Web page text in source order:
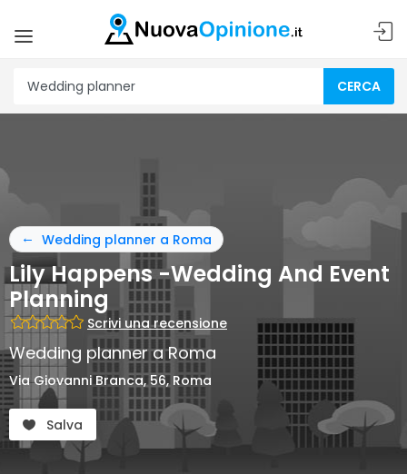
CERCA
Wedding planner a Roma
Lily Happens -Wedding And Event
Planning
Scrivi una recensione
Wedding planner a Roma
Via Giovanni Branca, 56, Roma
Salva